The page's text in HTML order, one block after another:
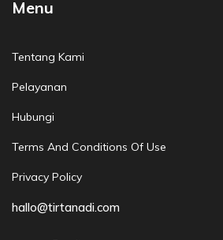
Menu
Tentang Kami
Pelayanan
Hubungi
Terms And Conditions Of Use
Privacy Policy
hallo@tirtanadi.com